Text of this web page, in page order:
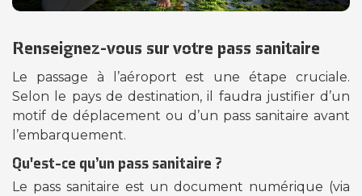
Renseignez-vous sur votre pass sanitaire
Le passage à l’aéroport est une étape cruciale.
Selon le pays de destination, il faudra justifier d’un
motif de déplacement ou d’un pass sanitaire avant
l’embarquement.
Qu'est-ce qu’un pass sanitaire ?
Le pass sanitaire est un document numérique (via